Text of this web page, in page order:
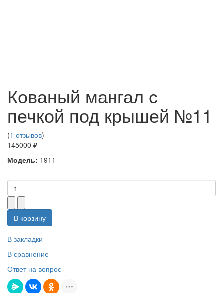
Кованый мангал с
печкой под крышей №11
(1 отзывов)
145000 ₽
Модель: 1911
В корзину
В закладки
В сравнение
Ответ на вопрос